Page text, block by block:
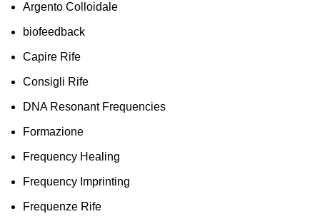
Argento Colloidale
biofeedback
Capire Rife
Consigli Rife
DNA Resonant Frequencies
Formazione
Frequency Healing
Frequency Imprinting
Frequenze Rife